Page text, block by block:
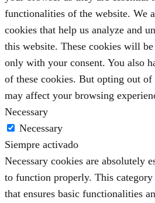
functionalities of the website. We
cookies that help us analyze and
this website. These cookies will
only with your consent. You also
of these cookies. But opting out of
may affect your browsing
Necessary
Necessary
Siempre activado
Necessary cookies are absolutely
to function properly. This
that ensures basic functionalities